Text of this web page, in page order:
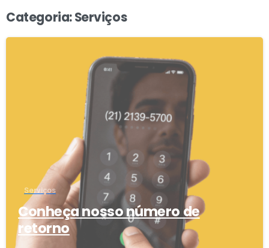
Categoria:Serviços
Serviços
Conheça nosso número de
retorno